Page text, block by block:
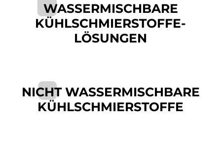
WASSERMISCHBARE
KÜHLSCHMIERSTOFFE-
LÖSUNGEN
NICHT WASSERMISCHBARE
KÜHLSCHMIERSTOFFE